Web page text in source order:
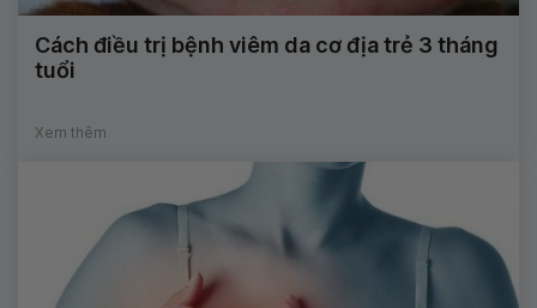
Cách điều trị bệnh viêm da cơ địa trẻ 3 tháng
tuổi
Xem thêm